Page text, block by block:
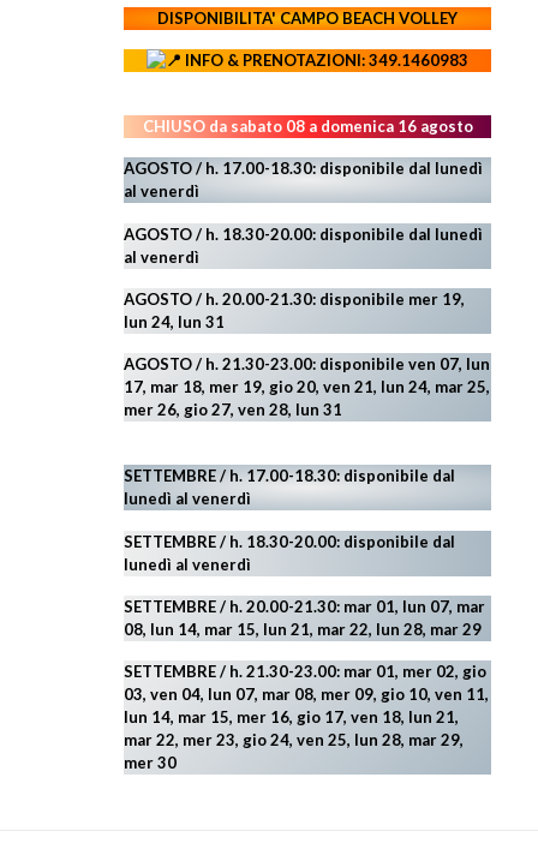
DISPONIBILITA' CAMPOBEACH VOLLEY
INFO & PRENOTAZIONI: 349.1460983
CHIUSO da sabato 08 a domenica 16 agosto
AGOSTO / h. 17.00-18.30: disponibile dal lunedì
al venerdì
AGOSTO/ h. 18.30-20.00: disponibile dal lunedì
al venerdì
AGOSTO / h. 20.00-21.30: disponibile mer 19,
lun 24, lun 31
AGOSTO/ h. 21.30-23.00: disponibile ven 07, lun
17, mar 18, mer 19, gio 20, ven 21, lun 24, mar 25,
mer 26, gio 27, ven 28, lun 31
SETTEMBRE / h. 17.00-18.30: disponibile dal
lunedì al venerdì
SETTEMBRE / h. 18.30-20.00: disponibile dal
lunedì al venerdì
SETTEMBRE / h. 20.00-21.30: mar 01, lun 07, mar
08, lun 14, mar 15, lun 21, mar 22, lun 28, mar 29
SETTEMBRE / h. 21.30-23.00: mar 01, mer 02, gio
03, ven 04, lun 07, mar 08, mer 09, gio 10, ven 11,
lun 14, mar 15, mer 16, gio 17, ven 18, lun 21,
mar 22, mer 23, gio 24, ven 25, lun 28, mar 29,
mer 30